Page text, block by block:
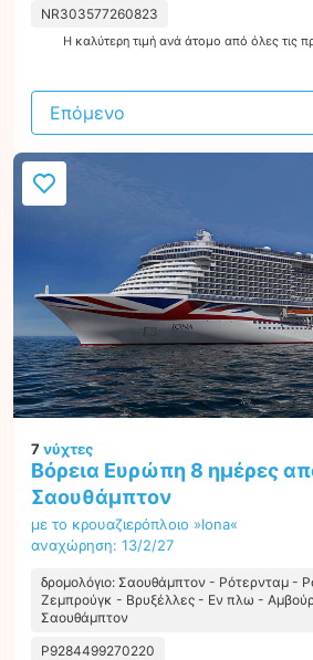
NR303577260823
Η καλύτερη τιμή ανά άτομο από όλες τις
Επόμενο
7νύχτες
Βόρεια Ευρώπη 8 ημέρες
Σαουθάμπτον
με το κρουαζιερόπλοιο »Iona«
αναχώρηση: 13/2/27
δρομολόγιο: Σαουθάμπτον - Ρότερνταμ -
Ζεμπρούγκ - Βρυξέλλες - Εν πλω -
Σαουθάμπτον
P9284499270220